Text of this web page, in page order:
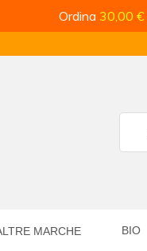
Ordina 30,00 €
MARCHE BIO